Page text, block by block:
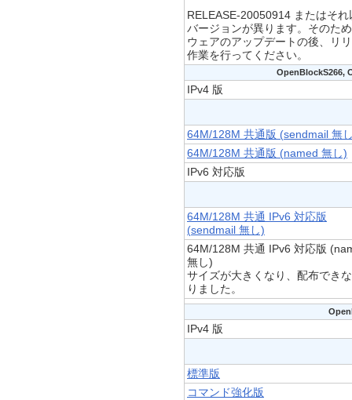
RELEASE-20050914 またはそ
バージョンが異ります。そのた
ウェアのアップデートの後、リ
作業を行ってください。
OpenBlockS266,
IPv4 版
64M/128M 共通版 (sendmail 無
64M/128M 共通版 (named 無し)
IPv6 対応版
64M/128M 共通 IPv6 対応版
(sendmail 無し)
64M/128M 共通 IPv6 対応版
無し)
サイズが大きくなり、配布でき
りました。
IPv4 版
標準版
コマンド強化版